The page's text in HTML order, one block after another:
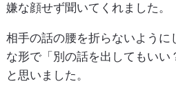
嫌な顔せず聞いてくれました。
相手の話の腰を折らないように
な形で「別の話を出してもいい
と思いました。